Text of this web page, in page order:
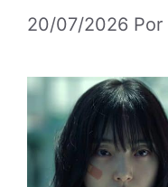
20/07/2026 Por